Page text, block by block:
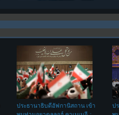
ประธานาธิบดีอัฟกานิสถาน เข้า
ป